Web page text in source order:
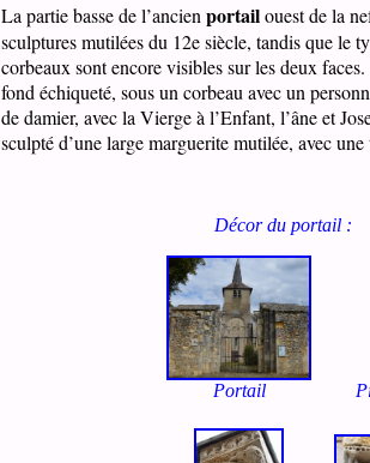
La partie basse de l’ancien portailouest de la
sculptures mutilées du 12e siècle, tandis que le
corbeaux sont encore visibles sur les deux
fond échiqueté, sous un corbeau avec un
de damier, avec la Vierge à l’Enfant, l’âne et
sculpté d’une large marguerite mutilée, avec
Décor du portail :
Portail